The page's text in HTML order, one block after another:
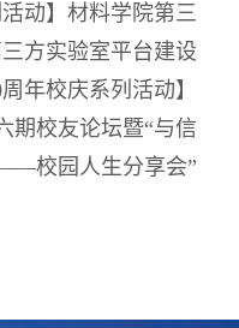
活动】材料学院第三
方实验室平台建设
周年校庆系列活动】
期校友论坛暨“与信
校园人生分享会”